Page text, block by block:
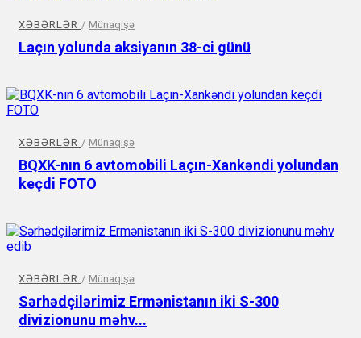
XƏBƏRLƏR / Münaqişə
Laçın yolunda aksiyanın 38-ci günü
XƏBƏRLƏR / Münaqişə
BQXK-nın 6 avtomobili Laçın-Xankəndi yolundan
keçdi FOTO
XƏBƏRLƏR / Münaqişə
Sərhədçilərimiz Ermənistanın iki S-300
divizionunu məhv...